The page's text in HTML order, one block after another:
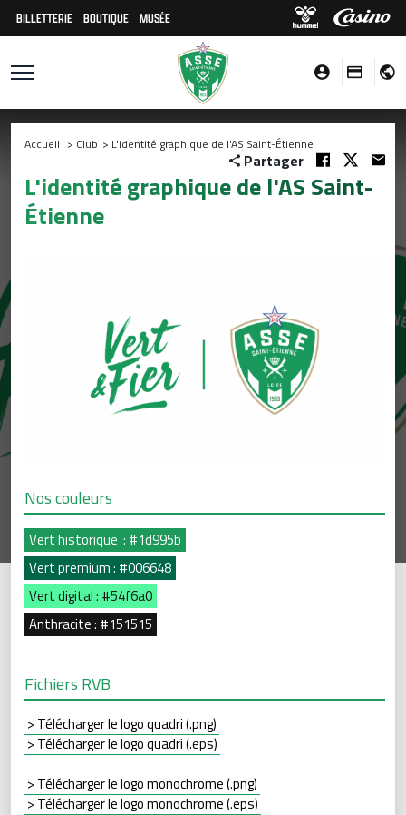
BILLETTERIE BOUTIQUE MUSÉE
Accueil > Club > L'identité graphique de l'AS Saint-Étienne
Partager
L'identité graphique de l'AS Saint-
Étienne
Nos couleurs
Vert historique : #1d995b
Vert premium : #006648
Vert digital : #54f6a0
Anthracite : #151515
Fichiers RVB
> Télécharger le logo quadri (.png)
> Télécharger le logo quadri (.eps)
> Télécharger le logo monochrome (.png)
> Télécharger le logo monochrome (.eps)